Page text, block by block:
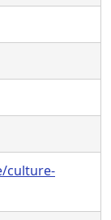
culture-